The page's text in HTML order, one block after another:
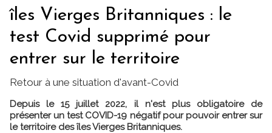
îles Vierges Britanniques : le
test Covid supprimé pour
entrer sur le territoire
Retour à une situation d'avant-Covid
Depuis le 15 juillet 2022, il n'est plus obligatoire de
présenter un test COVID-19 négatif pour pouvoir entrer sur
le territoire des îles Vierges Britanniques.